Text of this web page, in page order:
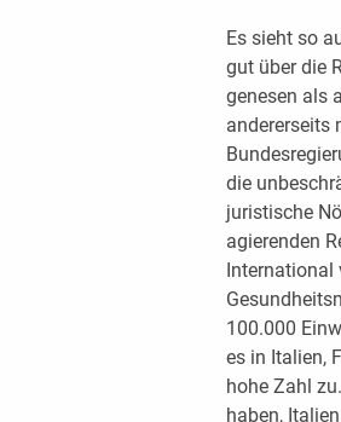
Es sieht so
gut über die
genesen als
andererseits
die
juristische
agierenden
International
100.000
es in Italien,
hohe Zahl
haben,